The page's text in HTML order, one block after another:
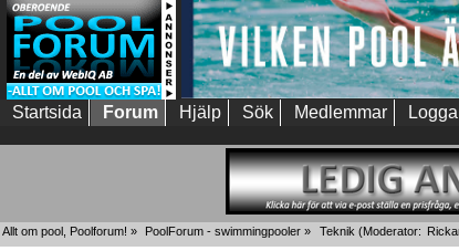
Startsida Forum Hjälp Sök Medlemmar
Allt om pool, Poolforum! » PoolForum - swimmingpooler » Teknik (Moderator: